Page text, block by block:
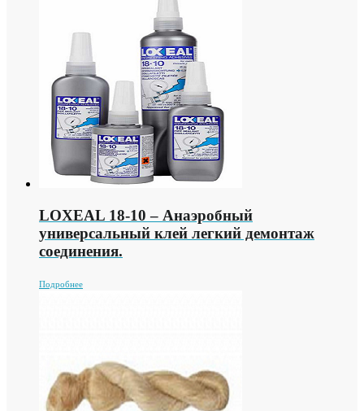
LOXEAL 18-10 – Анаэробный
универсальный клей легкий демонтаж
соединения.
Подробнее